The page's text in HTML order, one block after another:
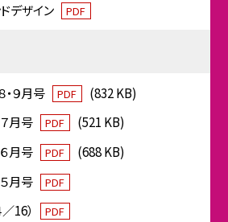
デザイン PDF
９月号 PDF
(832 KB)
月号
PDF
(521 KB)
月号
PDF
(688 KB)
月号
PDF
16） PDF